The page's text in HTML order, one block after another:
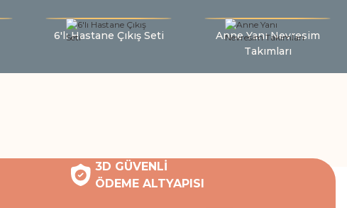
6'lı Hastane Çıkış Seti
Anne Yanı Nevresim
Takımları
3D GÜVENLİ
ÖDEME ALTYAPISI